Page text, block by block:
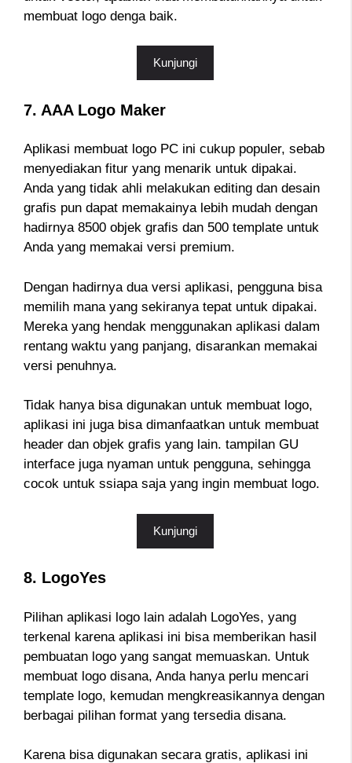
membuat logo denga baik.
Kunjungi
7. AAA Logo Maker
Aplikasi membuat logo PC ini cukup populer, sebab
menyediakan fitur yang menarik untuk dipakai.
Anda yang tidak ahli melakukan editing dan desain
grafis pun dapat memakainya lebih mudah dengan
hadirnya 8500 objek grafis dan 500 template untuk
Anda yang memakai versi premium.
Dengan hadirnya dua versi aplikasi, pengguna bisa
memilih mana yang sekiranya tepat untuk dipakai.
Mereka yang hendak menggunakan aplikasi dalam
rentang waktu yang panjang, disarankan memakai
versi penuhnya.
Tidak hanya bisa digunakan untuk membuat logo,
aplikasi ini juga bisa dimanfaatkan untuk membuat
header dan objek grafis yang lain. tampilan GU
interface juga nyaman untuk pengguna, sehingga
cocok untuk ssiapa saja yang ingin membuat logo.
Kunjungi
8. LogoYes
Pilihan aplikasi logo lain adalah LogoYes, yang
terkenal karena aplikasi ini bisa memberikan hasil
pembuatan logo yang sangat memuaskan. Untuk
membuat logo disana, Anda hanya perlu mencari
template logo, kemudan mengkreasikannya dengan
berbagai pilihan format yang tersedia disana.
Karena bisa digunakan secara gratis, aplikasi ini